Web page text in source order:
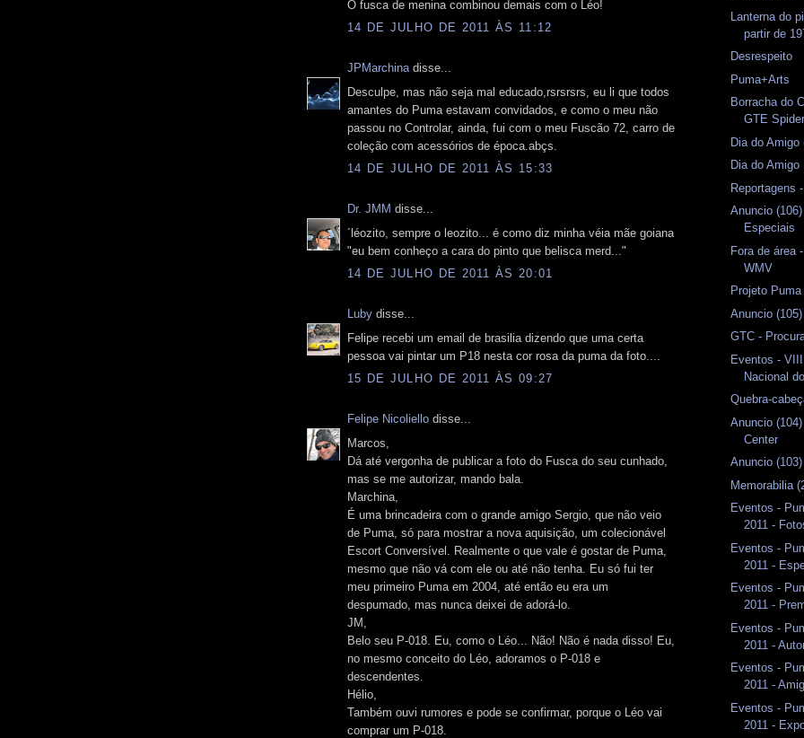
O fusca de menina combinou demais com o Léo!
14 DE JULHO DE 2011 ÀS 11:12
JPMarchinadisse...
Desculpe, mas não seja mal educado,rsrsrsrs, eu li que todos
amantes do Puma estavam convidados, e como o meu não
passou no Controlar, ainda, fui com o meu Fuscão 72, carro de
coleção com acessórios de época.abçs.
14 DE JULHO DE 2011 ÀS 15:33
Dr. JMM disse...
´léozito, sempre o leozito... é como diz minha véia mãe goiana
"eu bem conheço a cara do pinto que belisca merd..."
14 DE JULHO DE 2011 ÀS 20:01
Luby disse...
Felipe recebi um email de brasilia dizendo que uma certa
pessoa vai pintar um P18 nesta cor rosa da puma da foto....
15 DE JULHO DE 2011 ÀS 09:27
Felipe Nicoliello disse...
Marcos,
Dá até vergonha de publicar a foto do Fusca do seu cunhado,
mas se me autorizar, mando bala.
Marchina,
É uma brincadeira com o grande amigo Sergio, que não veio
de Puma, só para mostrar a nova aquisição, um colecionável
Escort Conversível. Realmente o que vale é gostar de Puma,
mesmo que não vá com ele ou até não tenha. Eu só fui ter
meu primeiro Puma em 2004, até então eu era um
despumado, mas nunca deixei de adorá-lo.
JM,
Belo seu P-018. Eu, como o Léo... Não! Não é nada disso! Eu,
no mesmo conceito do Léo, adoramos o P-018 e
descendentes.
Hélio,
Também ouvi rumores e pode se confirmar, porque o Léo vai
comprar um P-018.
Lanterna do
partir de
Desrespeito
Puma+Arts
Borracha do
GTE
Dia do Amigo
Dia do Amigo
Reportagens
Anuncio
Especiais
Fora de área
WMV
Projeto
Anuncio
GTC -
Eventos -
Nacional
Quebra-
Anuncio
Center
Anuncio
Memorabilia
Eventos -
2011 -
Eventos -
2011 -
Eventos -
2011 -
Eventos -
2011 -
Eventos -
2011 -
Eventos -
2011 -